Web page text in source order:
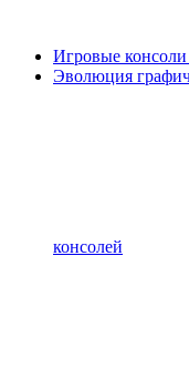
Игровые
Эволюция
консолей